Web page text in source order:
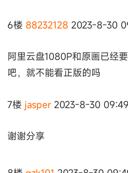
6楼 88232128 2023-8-30
阿里云盘1080P和原画已经
吧，就不能看正版的吗
7楼 jasper 2023-8-30
谢谢分享